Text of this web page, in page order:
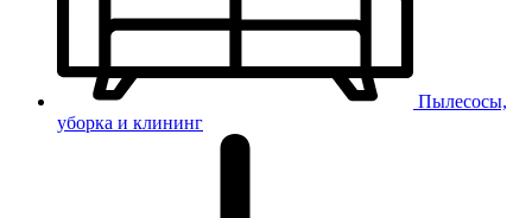
Пылесосы,
уборка и клининг